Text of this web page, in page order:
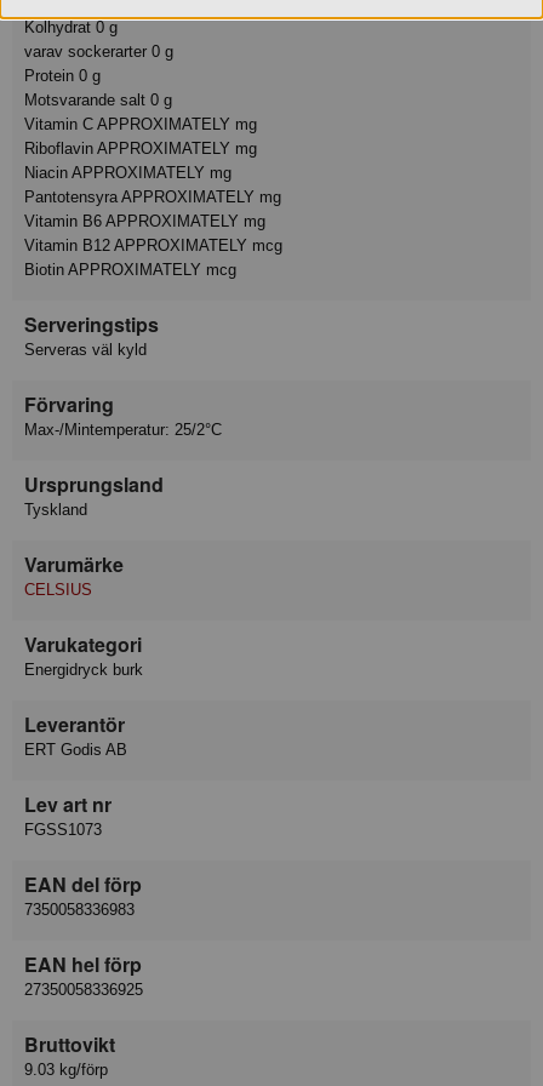
Kolhydrat 0 g
varav sockerarter 0 g
Protein 0 g
Motsvarande salt 0 g
Vitamin C APPROXIMATELY mg
Riboflavin APPROXIMATELY mg
Niacin APPROXIMATELY mg
Pantotensyra APPROXIMATELY mg
Vitamin B6 APPROXIMATELY mg
Vitamin B12 APPROXIMATELY mcg
Biotin APPROXIMATELY mcg
Serveringstips
Serveras väl kyld
Förvaring
Max-/Mintemperatur: 25/2°C
Ursprungsland
Tyskland
Varumärke
CELSIUS
Varukategori
Energidryck burk
Leverantör
ERT Godis AB
Lev art nr
FGSS1073
EAN del förp
7350058336983
EAN hel förp
27350058336925
Bruttovikt
9.03 kg/förp